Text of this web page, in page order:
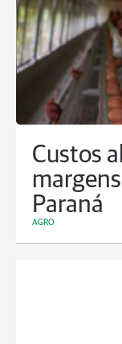
Custos
Paraná
AGRO